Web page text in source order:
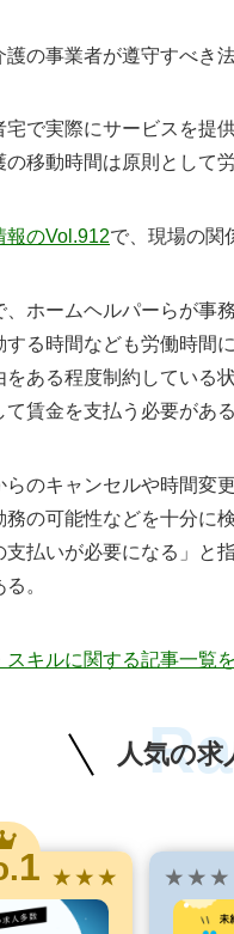
の事業者が遵守すべき
宅で実際にサービスを提
移動時間は原則として
報のVol.912で、現場の関
、ホームヘルパーらが事
する時間なども労働時間
をある程度制約している
賃金を支払う必要があ
らのキャンセルや時間変
務の可能性などを十分に
支払いが必要になる」と
。
スキルに関する記事一覧
人気の
1 ★ ★ ★ ★ ★ ★